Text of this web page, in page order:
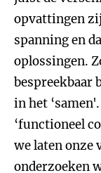
opvattingen
spanning en
oplossingen.
bespreekbaar
in het
‘functioneel
we laten onze
onderzoeken